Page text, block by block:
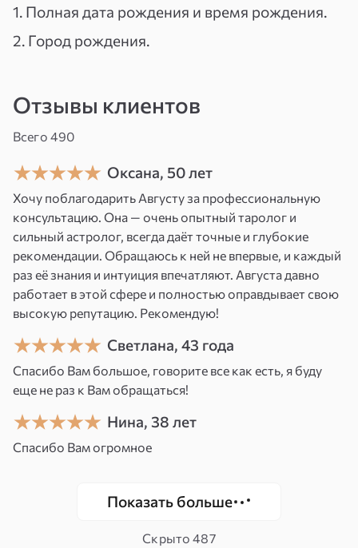
Как сделать так, что бы благополучие пришло
в вашу нынешнюю реальность и там
с санскрита слово «мандала» означает круг,
геометрическая структура, энергетическая
матрица с высокой концентрацией
позитивных энергий, соединяющая в себе
символы, различные фигуры, растительные
элементы. Она помогает в работе над собой.
Это прекрасная возможность
гармонизировать свое внутреннее
пространство, подумать о том, что нас
окружает, окунуться внутрь себя,
расслабиться и настроиться на нужную волну.
Для чего это нужно именно вам?
Мандала «Благополучие» поможет вам
направить свою жизненную энергию
в течение длительного времени,
почувствовать силу природы и свое единение
1. Полная дата рождения и время рождения.
2. Город рождения.
Отзывы клиентов
Всего 490
Оксана, 50 лет
Хочу поблагодарить Августу за профессиональную
консультацию. Она — очень опытный таролог и
сильный астролог, всегда даёт точные и глубокие
рекомендации. Обращаюсь к ней не впервые, и каждый
раз её знания и интуиция впечатляют. Августа давно
работает в этой сфере и полностью оправдывает свою
высокую репутацию. Рекомендую!
Светлана, 43 года
Спасибо Вам большое, говорите все как есть, я буду
еще не раз к Вам обращаться!
Нина, 38 лет
Спасибо Вам огромное
Показать больше
Скрыто487